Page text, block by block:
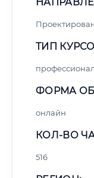
ТИП
ФОРМА
онлайн
КОЛ-ВО
516